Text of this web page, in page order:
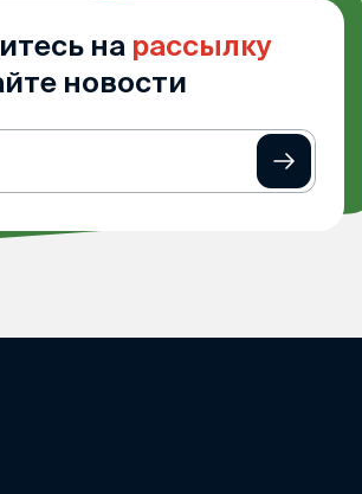
на рассылку
новости